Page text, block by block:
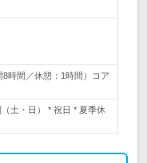
時間／休憩：1時間）コア
土・日） * 祝日 * 夏季休